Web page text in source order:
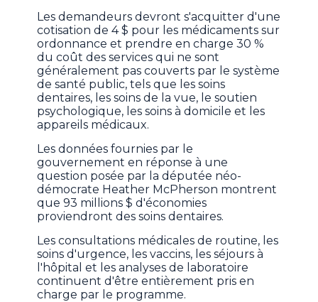
Les demandeurs devront s'acquitter d'une
cotisation de 4 $ pour les médicaments sur
ordonnance et prendre en charge 30 %
du coût des services qui ne sont
généralement pas couverts par le système
de santé public, tels que les soins
dentaires, les soins de la vue, le soutien
psychologique, les soins à domicile et les
appareils médicaux.
Les données fournies par le
gouvernement en réponse à une
question posée par la députée néo-
démocrate Heather McPherson montrent
que 93 millions $ d'économies
proviendront des soins dentaires.
Les consultations médicales de routine, les
soins d'urgence, les vaccins, les séjours à
l'hôpital et les analyses de laboratoire
continuent d'être entièrement pris en
charge par le programme.